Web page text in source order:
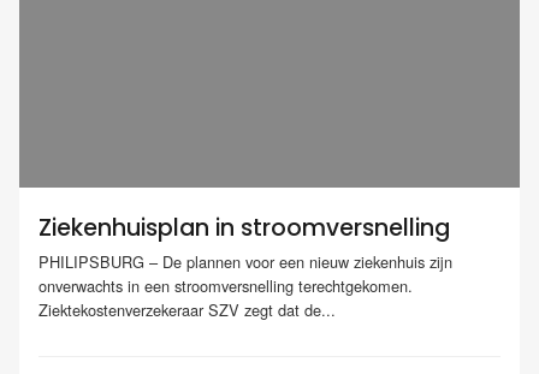
Ziekenhuisplan in stroomversnelling
PHILIPSBURG – De plannen voor een nieuw ziekenhuis zijn
onverwachts in een stroomversnelling terechtgekomen.
Ziektekostenverzekeraar SZV zegt dat de...